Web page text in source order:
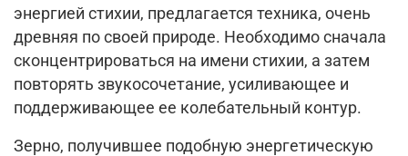
энергией стихии, предлагается техника, очень
древняя по своей природе. Необходимо сначала
сконцентрироваться на имени стихии, а затем
повторять звукосочетание, усиливающее и
поддерживающее ее колебательный контур.
Зерно, получившее подобную энергетическую